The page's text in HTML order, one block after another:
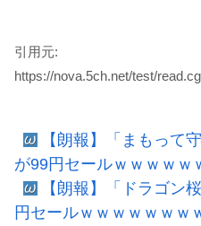
引用元:
https://nova.5ch.net/test/
【朗報】「まもって
が99円セールｗｗｗｗｗ
【朗報】「ドラゴン
円セールｗｗｗｗｗｗ